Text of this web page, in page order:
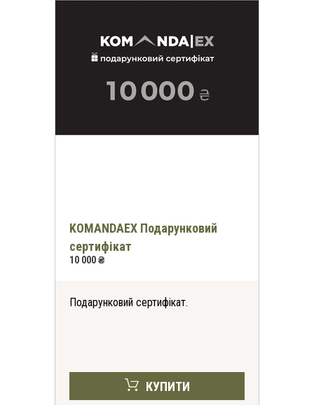
KOMANDAEX Подарунковий
сертифікат
10 000 ₴
Подарунковий сертифікат.
КУПИТИ